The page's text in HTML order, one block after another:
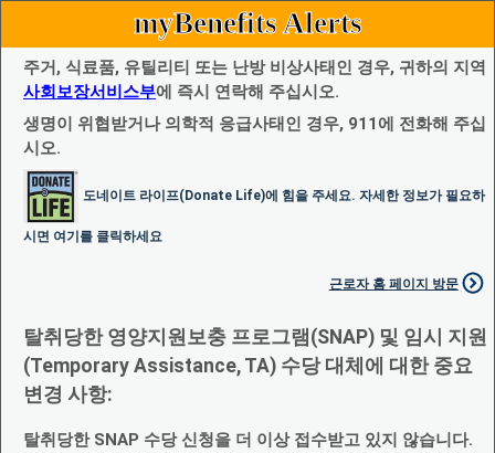
myBenefits Alerts
주거, 식료품, 유틸리티 또는 난방 비상사태인 경우, 귀하의 지역
사회보장서비스부에 즉시 연락해 주십시오.
생명이 위협받거나 의학적 응급사태인 경우, 911에 전화해 주십
시오.
도네이트 라이프(Donate Life)에 힘을 주세요. 자세한 정보가 필요하
시면 여기를 클릭하세요
근로자 홈 페이지 방문
탈취당한 영양지원보충 프로그램(SNAP) 및 임시 지원
(Temporary Assistance, TA) 수당 대체에 대한 중요
변경 사항:
탈취당한 SNAP 수당 신청을 더 이상 접수받고 있지 않습니다.